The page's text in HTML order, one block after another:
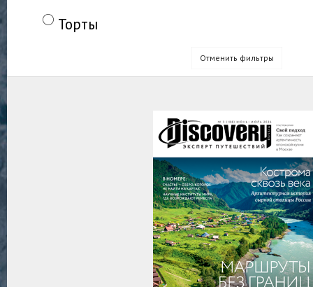
Торты
Отменить фильтры